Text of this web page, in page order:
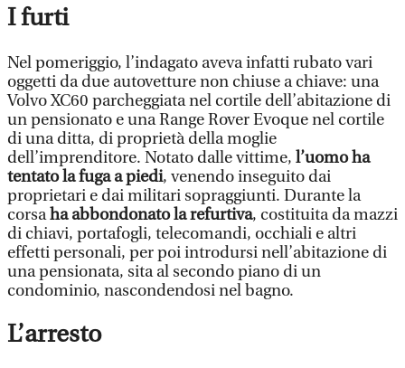
I furti
Nel pomeriggio, l’indagato aveva infatti rubato vari
oggetti da due autovetture non chiuse a chiave: una
Volvo XC60 parcheggiata nel cortile dell’abitazione di
un pensionato e una Range Rover Evoque nel cortile
di una ditta, di proprietà della moglie
dell’imprenditore. Notato dalle vittime, l’uomo ha
tentato la fuga a piedi, venendo inseguito dai
proprietari e dai militari sopraggiunti. Durante la
corsaha abbondonato la refurtiva, costituita da mazzi
di chiavi, portafogli, telecomandi, occhiali e altri
effetti personali, per poi introdursi nell’abitazione di
una pensionata, sita al secondo piano di un
condominio, nascondendosi nel bagno.
L’arresto